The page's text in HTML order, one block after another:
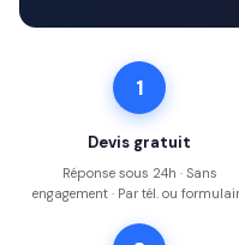
1
Devis gratuit
Réponse sous 24h · Sans
engagement · Par tél. ou